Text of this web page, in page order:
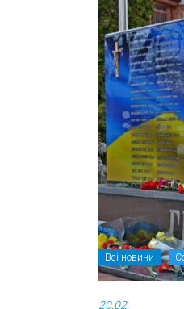
Всі новини
20.02.